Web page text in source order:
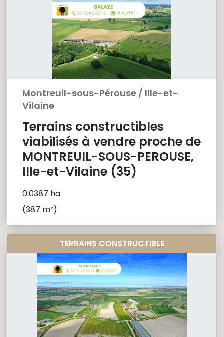
Montreuil-sous-Pérouse / Ille-et-
Vilaine
Terrains constructibles
viabilisés à vendre proche de
MONTREUIL-SOUS-PEROUSE,
Ille-et-Vilaine (35)
0.0387 ha
(387 m²)
TERRAINS CONSTRUCTIBLE